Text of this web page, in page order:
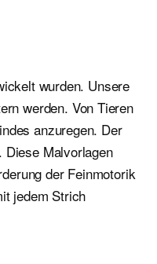
wurden. Unsere
werden. Von Tieren
anzuregen. Der
Malvorlagen
der Feinmotorik
jedem Strich